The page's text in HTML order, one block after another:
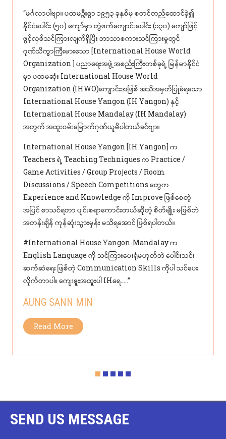
“မင်္ဂလာပါဗျာ။ ပထမဦးစွာ ၁၉၅၃ ခုနှစ်မှ စတင်တည်ထောင်ခဲ့၍
နိုင်ငံပေါင်း (၅၀) ကျော်မှာ တွဲဖက်ကျောင်းပေါင်း (၁၃၀) ကျော်ဖြင့်
ဖွင့်လှစ်သင်ကြားလျက်ရှိပြီး ဘာသာစကားသင်ကြားမှုတွင်
ဂုဏ်သိက္ခာကြီးမားသော [International House World
Organization ] ပညာရေးအဖွဲ့အစည်းကြီးတစ်ခုရဲ့ မြန်မာနိုင်ငံ
မှာ ပထမဆုံး International House World
Organization (IHWO)ကျောင်းအဖြစ် အသိအမှတ်ပြုခံရသော
International House Yangon (IH Yangon) နှင့်
International House Mandalay (IH Mandalay)
အတွက် အထူးဝမ်းမြောက်ဂုဏ်ယူမိပါတယ်ခင်ဗျာ။
International House Yangon [IH Yangon] က
Teachers ရဲ့ Teaching Techniques က Practice /
Game Activities / Group Projects / Room
Discussions / Speech Competitions တွေက
Experience and Knowledge ကို Improve ဖြစ်စေတဲ့
အပြင် စာသင်ရတာ ပျင်းစရာကောင်းတယ်ဆိုတဲ့ စိတ်မျိုး မဖြစ်ဘဲ
အတန်းချိန် ကုန်ဆုံးသွားမှန်း မသိရအောင် ဖြစ်ရပါတယ်။
#International House Yangon-Mandalay က
English Language ကို သင်ကြားပေးရုံမဟုတ်ဘဲ ပေါင်းသင်း
ဆက်ဆံရေး ဖြစ်တဲ့ Communication Skills ကိုပါ သင်ပေး
လိုက်တာပါ။ ကျေးဇူးအထူးပါ IHရေ…..”
AUNG SANN MIN
Read More
SEND US MESSAGE